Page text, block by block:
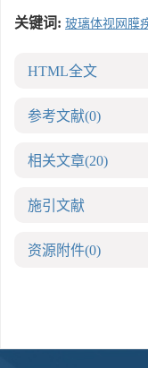
关键词: 玻璃体视网膜
HTML全文
参考文献(0)
相关文章(20)
施引文献
资源附件(0)